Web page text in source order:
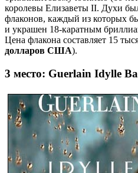
королевы Елизаветы II. Духи
флаконов, каждый из которых
и украшен 18-каратным
Цена флакона составляет 15
долларов США).
3 место: Guerlain Idylle